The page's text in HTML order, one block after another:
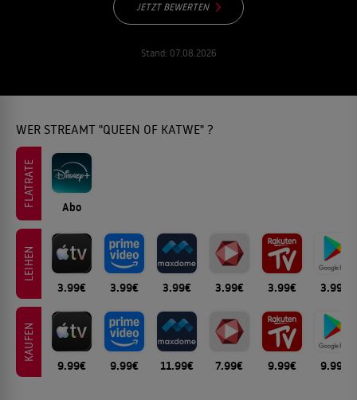
JETZT BEWERTEN
Stand: 07.08.2026
WER STREAMT "QUEEN OF KATWE" ?
FLATRATE Abo
LEIHEN
3.99€ 3.99€ 3.99€ 3.99€ 3.99€ 3.99€
KAUFEN
9.99€ 9.99€ 11.99€ 7.99€ 9.99€ 9.99€